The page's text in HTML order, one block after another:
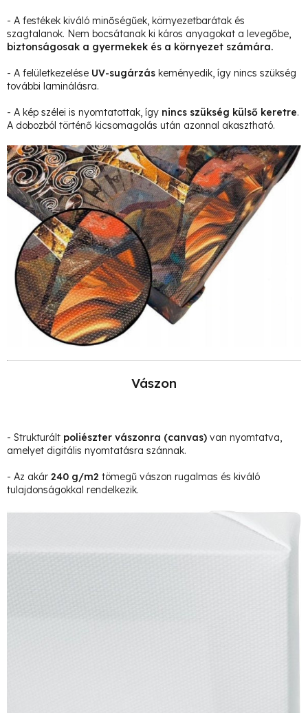
- A festékek kiváló minőségűek, környezetbarátak és
szagtalanok. Nem bocsátanak ki káros anyagokat a levegőbe,
biztonságosak a gyermekek és a környezet számára.
- A felületkezelése UV-sugárzás keményedik, így nincs szükség
további laminálásra.
- A kép szélei is nyomtatottak, így nincs szükség külső keretre.
A dobozból történő kicsomagolás után azonnal akasztható.
Vászon
- Strukturált poliészter vászonra (canvas) van nyomtatva,
amelyet digitális nyomtatásra szánnak.
- Az akár 240 g/m2 tömegű vászon rugalmas és kiváló
tulajdonságokkal rendelkezik.